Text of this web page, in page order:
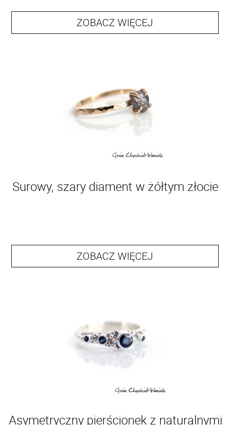
ZOBACZ WIĘCEJ
Surowy, szary diament w żółtym złocie
ZOBACZ WIĘCEJ
Asymetryczny pierścionek z naturalnymi